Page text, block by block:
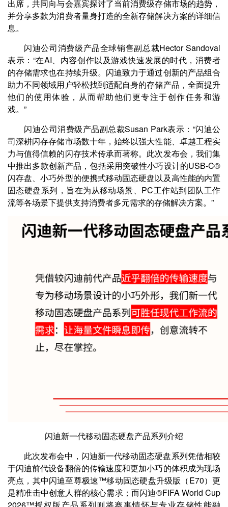
出席，共同向与会嘉宾探讨了当前消费级存储市场的趋势，
并分享多款为消费者量身打造的全新存储解决⽅案的详细信
息。
闪迪公司消费级产品全球销售副总裁Hector Sandoval
表示：“在AI、内容创作以及游戏快速发展的时代，消费者
的存储需求也在持续升级。闪迪致力于通过创新的产品组合
助力不同领域用户轻松找到适配自身的存储产品，全面提升
他们的使用体验，从而帮助他们更专注于创作任务和游
戏。”
闪迪公司消费级产品副总裁Susan Park表示：“闪迪公
司深耕闪存存储市场数十年，始终以强大性能、卓越工程实
力与值得信赖的闪存技术传承而著称。此次发布会，我们集
中推出多款创新产品，包括采用突破性小巧设计的USB-C®
闪存盘、小巧外型的便携式移动固态硬盘以及高性能的内置
固态硬盘系列，旨在为从移动场景、PC工作站到团队工作
流等各场景下提供支持消费者多元需求的存储解决方案。”
闪迪新一代移动固态硬盘产品系列介绍
此次发布会中，闪迪新一代移动固态硬盘系列凭借相较
于闪迪前代设备翻倍的传输速度和更加小巧的体积成为现场
亮点，其中闪迪至尊极速™移动固态硬盘升级版（E70）更
是精准击中创意人群的核心需求；而闪迪®FIFA World Cup